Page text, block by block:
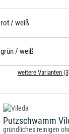
rot / weiß
grün / weiß
weitere Varianten
Putzschwamm
gründliches reinigen